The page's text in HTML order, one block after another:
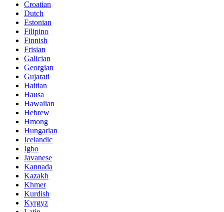
Croatian
Dutch
Estonian
Filipino
Finnish
Frisian
Galician
Georgian
Gujarati
Haitian
Hausa
Hawaiian
Hebrew
Hmong
Hungarian
Icelandic
Igbo
Javanese
Kannada
Kazakh
Khmer
Kurdish
Kyrgyz